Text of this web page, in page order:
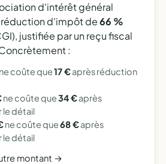
d'intérêt général
réduction d'impôt de66 %
justifiée par un reçu fiscal
:
ne coûte que17 €après réduction
ne coûte que34 €après
le détail
ne coûte que68 €après
le détail
montant →